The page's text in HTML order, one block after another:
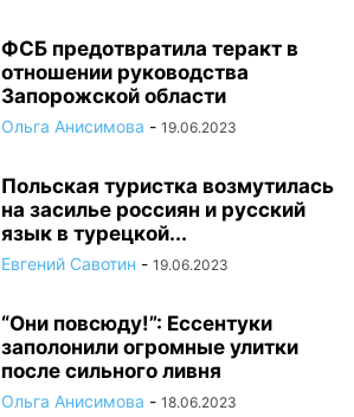
ФСБ предотвратила теракт в
отношении руководства
Запорожской области
Ольга Анисимова - 19.06.2023
Польская туристка возмутилась
на засилье россиян и русский
язык в турецкой...
Евгений Савотин - 19.06.2023
“Они повсюду!”: Ессентуки
заполонили огромные улитки
после сильного ливня
Ольга Анисимова - 18.06.2023